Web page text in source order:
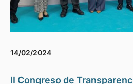
14/02/2024
II Congreso de